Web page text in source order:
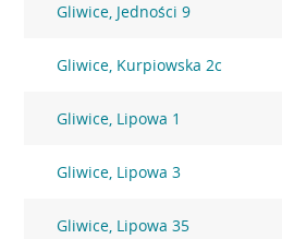
Gliwice, Jedności 9
Gliwice, Kurpiowska 2c
Gliwice, Lipowa 1
Gliwice, Lipowa 3
Gliwice, Lipowa 35